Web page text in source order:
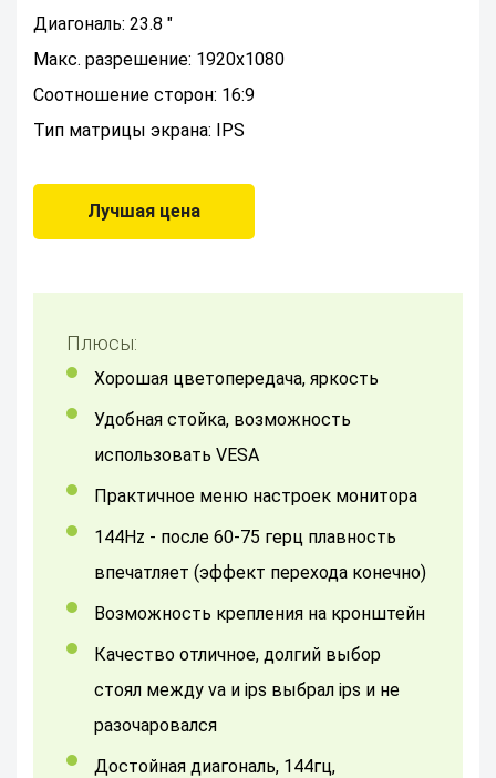
Диагональ: 23.8 "
Макс. разрешение: 1920x1080
Соотношение сторон: 16:9
Тип матрицы экрана: IPS
Лучшая цена
Плюсы:
Хорошая цветопередача, яркость
Удобная стойка, возможность
использовать VESA
Практичное меню настроек монитора
144Hz - после 60-75 герц плавность
впечатляет (эффект перехода конечно)
Возможность крепления на кронштейн
качество отличное, долгий выбор
стоял между va и ips выбрал ips и не
разочаровался
Достойная диагональ, 144гц,